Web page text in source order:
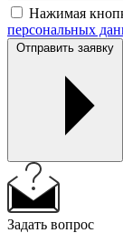
Нажимая
персональных
Отправить заявку
Задать вопрос